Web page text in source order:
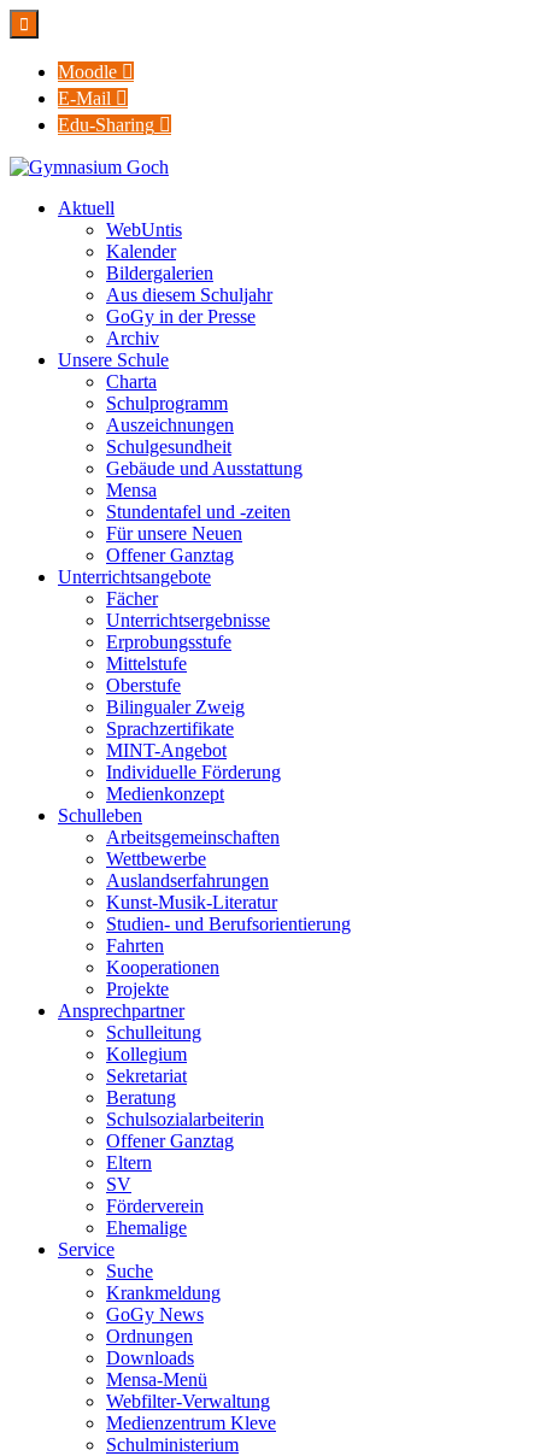

Moodle 
E-Mail 
Edu-Sharing 
Aktuell
WebUntis
Kalender
Bildergalerien
Aus diesem Schuljahr
GoGy in der Presse
Archiv
Unsere Schule
Charta
Schulprogramm
Auszeichnungen
Schulgesundheit
Gebäude und Ausstattung
Mensa
Stundentafel und -zeiten
Für unsere Neuen
Offener Ganztag
Unterrichtsangebote
Fächer
Unterrichtsergebnisse
Erprobungsstufe
Mittelstufe
Oberstufe
Bilingualer Zweig
Sprachzertifikate
MINT-Angebot
Individuelle Förderung
Medienkonzept
Schulleben
Arbeitsgemeinschaften
Wettbewerbe
Auslandserfahrungen
Kunst-Musik-Literatur
Studien- und Berufsorientierung
Fahrten
Kooperationen
Projekte
Ansprechpartner
Schulleitung
Kollegium
Sekretariat
Beratung
Schulsozialarbeiterin
Offener Ganztag
Eltern
SV
Förderverein
Ehemalige
Service
Suche
Krankmeldung
GoGy News
Ordnungen
Downloads
Mensa-Menü
Webfilter-Verwaltung
Medienzentrum Kleve
Schulministerium